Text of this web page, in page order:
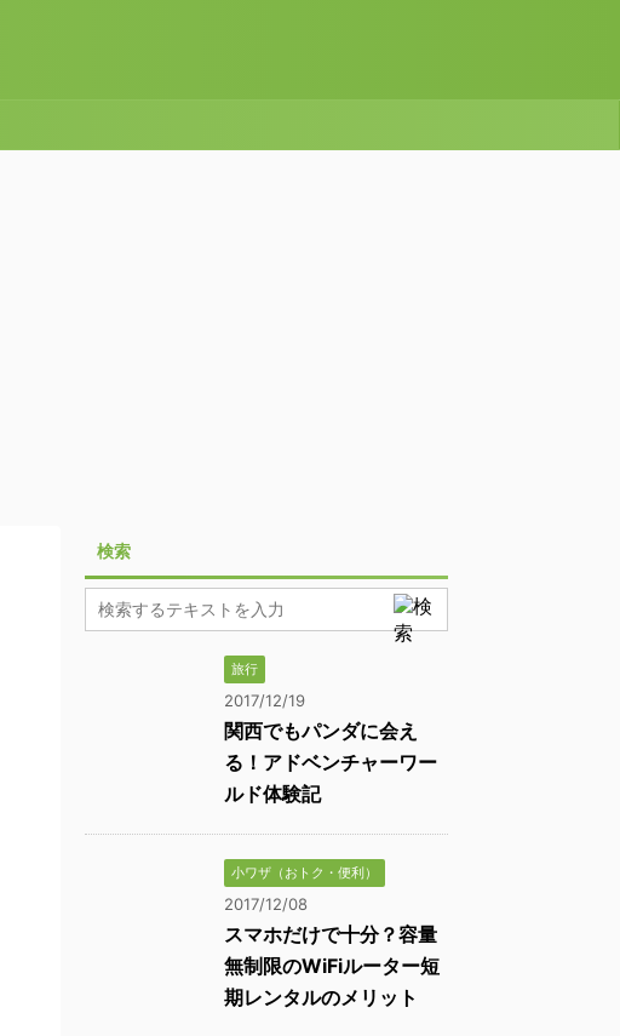
検索
旅行
2017/12/19
関西でもパンダに会え
る！アドベンチャーワー
ルド体験記
小ワザ（おトク・便利）
2017/12/08
スマホだけで十分？容量
無制限のWiFiルーター短
期レンタルのメリット